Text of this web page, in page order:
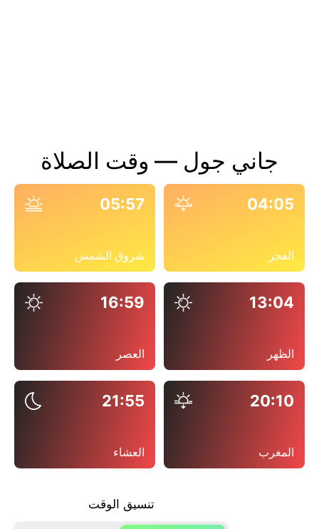
جاني جول — وقت الصلاة
04:05
الفجر
05:57
شروق الشمس
13:04
الظهر
16:59
العصر
20:10
المغرب
21:55
العشاء
تنسيق الوقت